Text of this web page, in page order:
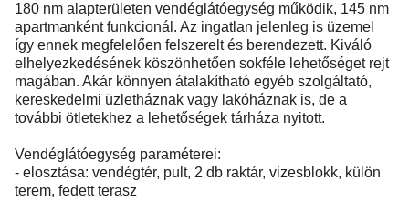
180 nm alapterületen vendéglátóegység működik, 145 nm
apartmanként funkcionál. Az ingatlan jelenleg is üzemel
így ennek megfelelően felszerelt és berendezett. Kiváló
elhelyezkedésének köszönhetően sokféle lehetőséget rejt
magában. Akár könnyen átalakítható egyéb szolgáltató,
kereskedelmi üzletháznak vagy lakóháznak is, de a
további ötletekhez a lehetőségek tárháza nyitott.
Vendéglátóegység paraméterei:
- elosztása: vendégtér, pult, 2 db raktár, vizesblokk, külön
terem, fedett terasz